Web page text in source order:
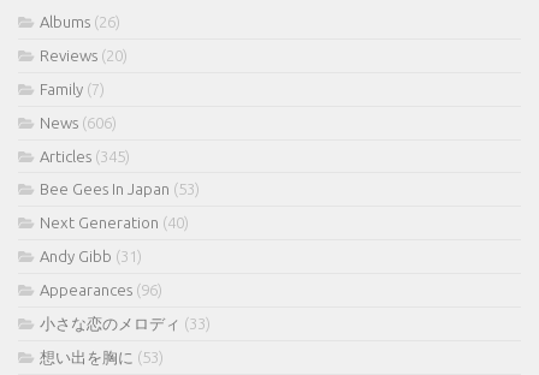
Albums (26)
Reviews (20)
Family (7)
News (606)
Articles (345)
Bee Gees In Japan (53)
Next Generation (40)
Andy Gibb (31)
Appearances (96)
小さな恋のメロディ (33)
想い出を胸に (53)